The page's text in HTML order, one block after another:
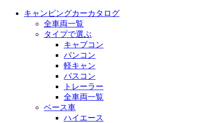
キャンピングカーカタログ
全車両一覧
タイプで選ぶ
キャブコン
バンコン
軽キャン
バスコン
トレーラー
全車両一覧
ベース車
ハイエース